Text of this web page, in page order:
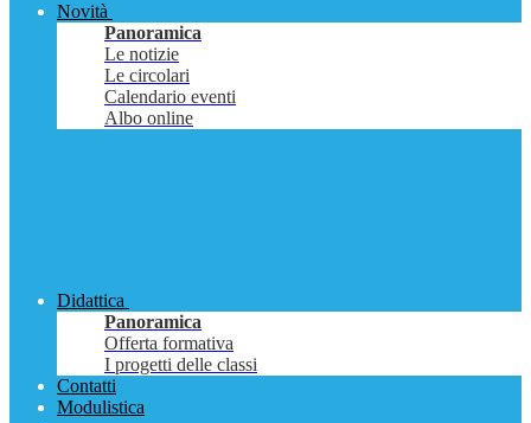
Novità
Panoramica
Le notizie
Le circolari
Calendario eventi
Albo online
Didattica
Panoramica
Offerta formativa
I progetti delle classi
Contatti
Modulistica